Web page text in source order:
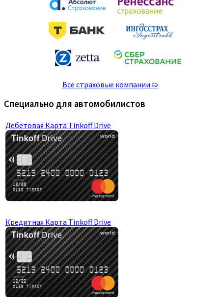
Все страховые компании ➯
Специально для автомобилистов
Дебетовая Карта Tinkoff Drive
Кредитная Карта Tinkoff Drive